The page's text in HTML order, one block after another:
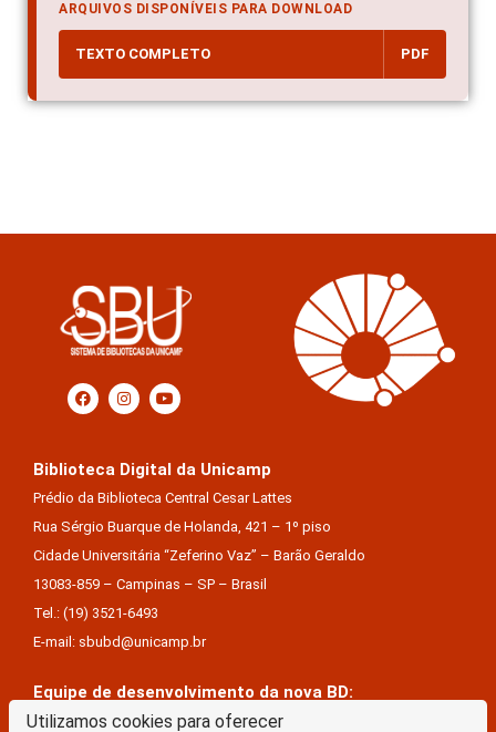
Utilizamos cookies para oferecer
ARQUIVOS DISPONÍVEIS PARA DOWNLOAD
TEXTO COMPLETO PDF
Biblioteca Digital da Unicamp
Prédio da Biblioteca Central Cesar Lattes
Rua Sérgio Buarque de Holanda, 421 – 1º piso
Cidade Universitária “Zeferino Vaz” – Barão Geraldo
13083-859 – Campinas – SP – Brasil
Tel.: (19) 3521-6493
E-mail: sbubd@unicamp.br
Equipe de desenvolvimento da nova BD:
Keite Aparecida Duarte